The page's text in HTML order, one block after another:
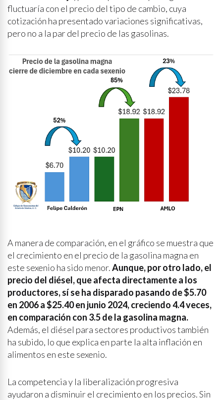
fluctuaría con el precio del tipo de cambio, cuya
cotización ha presentado variaciones significativas,
pero no a la par del precio de las gasolinas.
A manera de comparación, en el gráfico se muestra que
el crecimiento en el precio de la gasolina magna en
este sexenio ha sido menor.Aunque, por otro lado, el
precio del diésel, que afecta directamente a los
productores, sí se ha disparado pasando de $5.70
en 2006 a $25.40 en junio 2024, creciendo 4.4 veces,
en comparación con 3.5 de la gasolina magna.
Además, el diésel para sectores productivos también
ha subido, lo que explica en parte la alta inflación en
alimentos en este sexenio.
La competencia y la liberalización progresiva
ayudaron a disminuir el crecimiento en los precios. Sin